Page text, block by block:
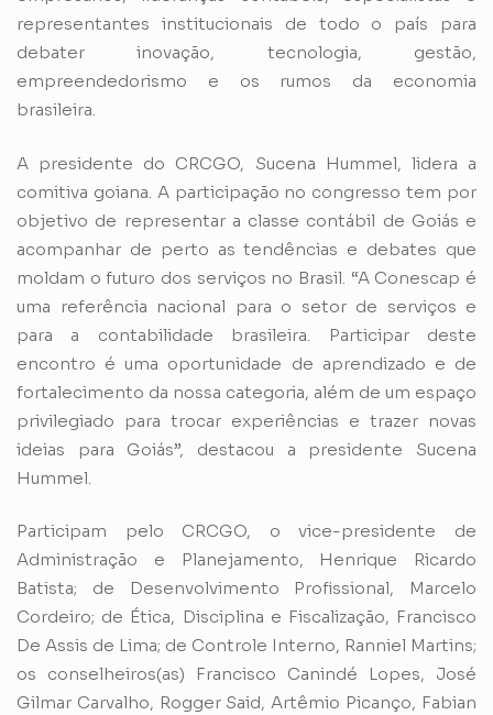
representantes institucionais de todo o país para
debater inovação, tecnologia, gestão,
empreendedorismo e os rumos da economia
brasileira.
A presidente do CRCGO, Sucena Hummel, lidera a
comitiva goiana. A participação no congresso tem por
objetivo de representar a classe contábil de Goiás e
acompanhar de perto as tendências e debates que
moldam o futuro dos serviços no Brasil. “A Conescap é
uma referência nacional para o setor de serviços e
para a contabilidade brasileira. Participar deste
encontro é uma oportunidade de aprendizado e de
fortalecimento da nossa categoria, além de um espaço
privilegiado para trocar experiências e trazer novas
ideias para Goiás”, destacou a presidente Sucena
Hummel.
Participam pelo CRCGO, o vice-presidente de
Administração e Planejamento, Henrique Ricardo
Batista; de Desenvolvimento Profissional, Marcelo
Cordeiro; de Ética, Disciplina e Fiscalização, Francisco
De Assis de Lima; de Controle Interno, Ranniel Martins;
os conselheiros(as) Francisco Canindé Lopes, José
Gilmar Carvalho, Rogger Said, Artêmio Picanço, Fabian